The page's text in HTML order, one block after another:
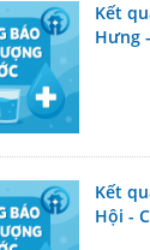
Kết
Hưng
Kết
Hội -